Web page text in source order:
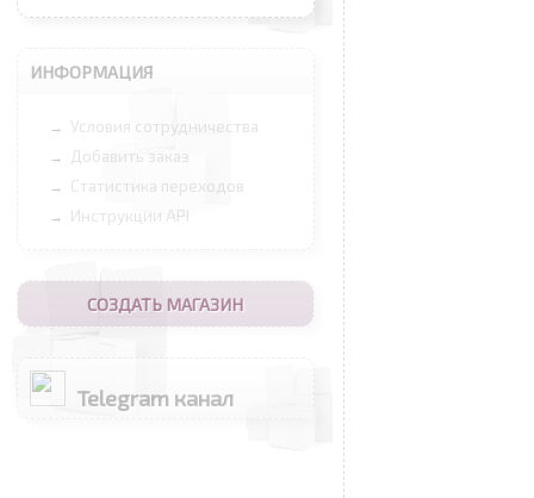
ИНФОРМАЦИЯ
→ Условия сотрудничества
→ Добавить заказ
→ Статистика переходов
→ Инструкции API
СОЗДАТЬ МАГАЗИН
Telegram канал